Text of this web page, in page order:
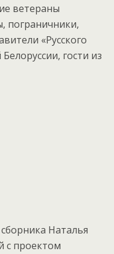
ветераны
пограничники,
«Русского
гости из
Наталья
с проектом